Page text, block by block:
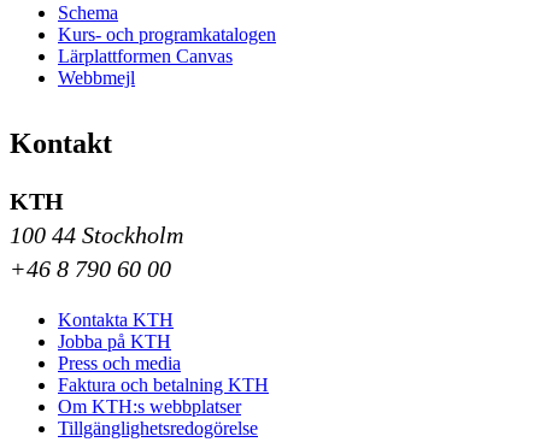
Schema
Kurs- och programkatalogen
Lärplattformen Canvas
Webbmejl
Kontakt
KTH
100 44 Stockholm
+46 8 790 60 00
Kontakta KTH
Jobba på KTH
Press och media
Faktura och betalning KTH
Om KTH:s webbplatser
Tillgänglighetsredogörelse